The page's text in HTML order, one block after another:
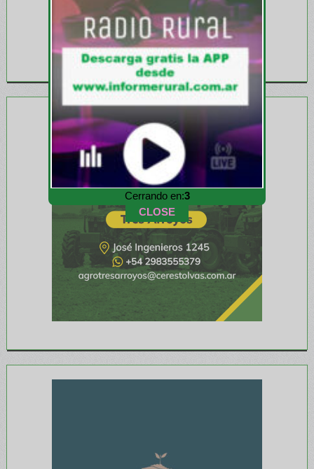
Cerrando en:1
CLOSE